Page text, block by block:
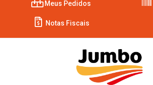
Meus Pedidos
Notas Fiscais